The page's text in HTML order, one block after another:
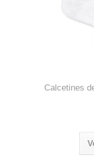
Calcetines